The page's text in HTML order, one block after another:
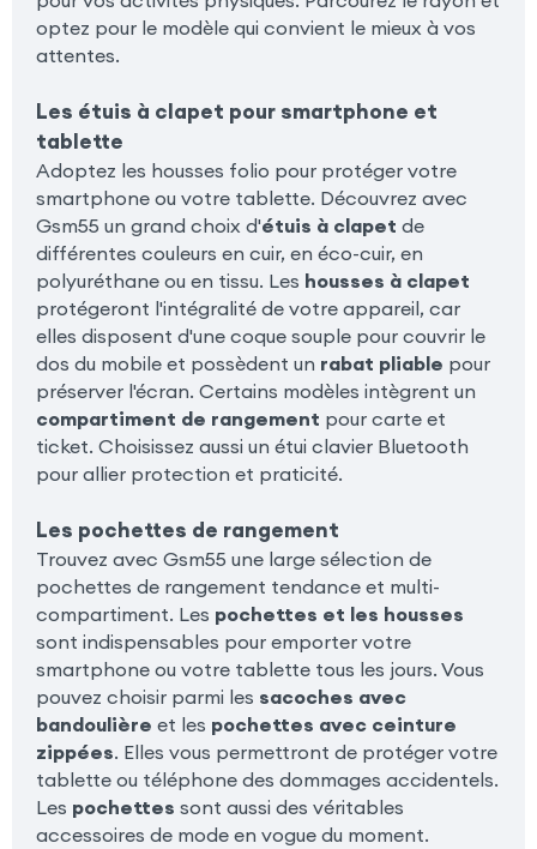
optez pour le modèle qui convient le mieux à vos
attentes.
Les étuis à clapet pour smartphone et
tablette
Adoptez les housses folio pour protéger votre
smartphone ou votre tablette. Découvrez avec
Gsm55 un grand choix d'étuis à clapet de
différentes couleurs en cuir, en éco-cuir, en
polyuréthane ou en tissu. Les housses à clapet
protégeront l'intégralité de votre appareil, car
elles disposent d'une coque souple pour couvrir le
dos du mobile et possèdent un rabat pliable pour
préserver l'écran. Certains modèles intègrent un
compartiment de rangement pour carte et
ticket. Choisissez aussi un étui clavier Bluetooth
pour allier protection et praticité.
Les pochettes de rangement
Trouvez avec Gsm55 une large sélection de
pochettes de rangement tendance et multi-
compartiment. Les pochettes et les housses
sont indispensables pour emporter votre
smartphone ou votre tablette tous les jours. Vous
pouvez choisir parmi les sacoches avec
bandoulière et les pochettes avec ceinture
zippées. Elles vous permettront de protéger votre
tablette ou téléphone des dommages accidentels.
Les pochettes sont aussi des véritables
accessoires de mode en vogue du moment.